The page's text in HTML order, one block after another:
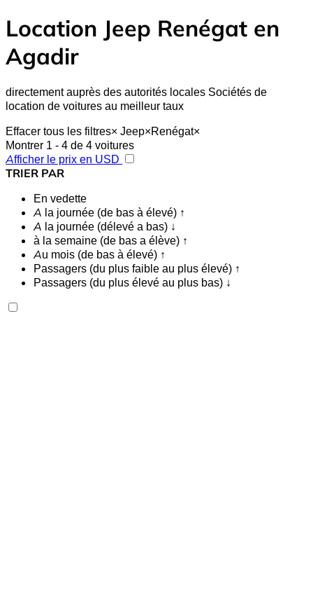
Location Jeep Renégat en
Agadir
directement auprès des autorités locales Sociétés de
location de voitures au meilleur taux
Effacer tous les filtres× Jeep×Renégat×
Montrer 1 - 4 de 4 voitures
Afficher le prix en USD
TRIER PAR
En vedette
A la journée (de bas à élevé) ↑
A la journée (délevé a bas) ↓
à la semaine (de bas a élève) ↑
Au mois (de bas à élevé) ↑
Passagers (du plus faible au plus élevé) ↑
Passagers (du plus élevé au plus bas) ↓